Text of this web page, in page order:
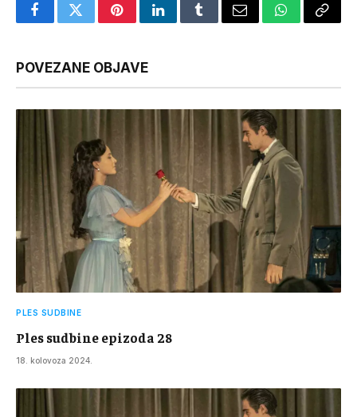
FacebookTwitterPinterestLinkedInTumblrEmail WhatsApp
Copy
POVEZANE OBJAVE
PLES SUDBINE
Ples sudbine epizoda 28
18. kolovoza 2024.